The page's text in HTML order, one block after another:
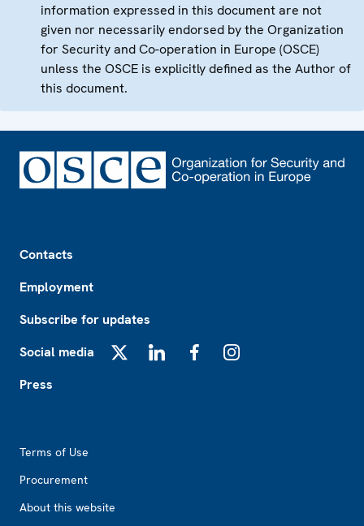
information expressed in this document are not
given nor necessarily endorsed by the Organization
for Security and Co-operation in Europe (OSCE)
unless the OSCE is explicitly defined as the Author of
this document.
Contacts
Employment
Subscribe for updates
Social media
Press
Terms of Use
Procurement
About this website